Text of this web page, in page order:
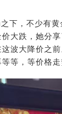
下，不少有
大跌，她分
波大降价之
等，等价格